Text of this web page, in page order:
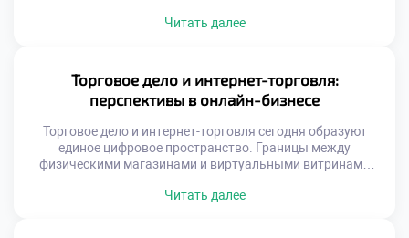
зависит доступность продукции на полках. Эффективное
систему. Грамотная организация потоков снижает
издержки и повышает прибыль. Подготовка
специалистов для этой сферы […]
Читать далее
Торговое дело и интернет-торговля:
перспективы в онлайн-бизнесе
Торговое дело и интернет-торговля сегодня образуют
единое цифровое пространство. Границы между
физическими магазинами и виртуальными витринами
доступ к глобальной аудитории без географических
Читать далее